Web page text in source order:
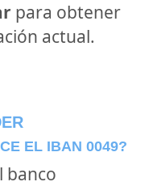
para obtener
actual.
EL IBAN 0049?
banco